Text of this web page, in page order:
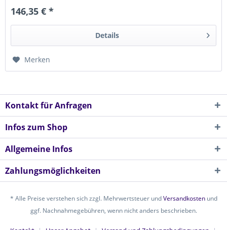
146,35 € *
Details
Merken
Kontakt für Anfragen
Infos zum Shop
Allgemeine Infos
Zahlungsmöglichkeiten
* Alle Preise verstehen sich zzgl. Mehrwertsteuer undVersandkostenund
ggf. Nachnahmegebühren, wenn nicht anders beschrieben.